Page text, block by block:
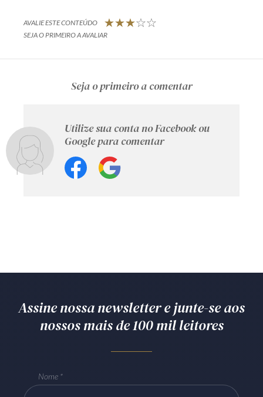
AVALIE ESTE CONTEÚDO
SEJA O PRIMEIRO A AVALIAR
Seja o primeiro a comentar
Utilize sua conta no Facebook ou
Google para comentar
Assine nossa newsletter e junte-se aos
nossos mais de 100 mil leitores
Nome